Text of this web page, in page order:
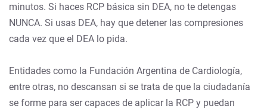
minutos. Si haces RCP básica sin DEA, no te detengas
NUNCA. Si usas DEA, hay que detener las compresiones
cada vez que el DEA lo pida.
Entidades como la Fundación Argentina de Cardiología,
entre otras, no descansan si se trata de que la ciudadanía
se forme para ser capaces de aplicar la RCP y puedan